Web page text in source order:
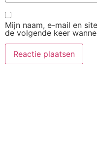
Mijn naam, e-mail en
de volgende keer